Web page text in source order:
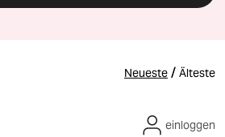
Neueste / Älteste
einloggen